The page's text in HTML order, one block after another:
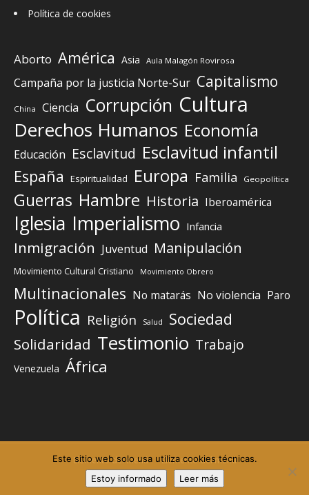
Política de cookies
Aborto América Asia Aula Malagón Rovirosa
Campaña por la justicia Norte-Sur Capitalismo
China Ciencia Corrupción Cultura
Derechos Humanos Economía
Educación Esclavitud Esclavitud infantil
España Espiritualidad Europa Familia Geopolítica
Guerras Hambre Historia Iberoamérica
Iglesia Imperialismo Infancia
Inmigración Juventud Manipulación
Movimiento Cultural Cristiano Movimiento Obrero
Multinacionales No matarás No violencia Paro
Política Religión Salud Sociedad
Solidaridad Testimonio Trabajo
Venezuela África
Elemento del menú Elemento del menú
©
Este sitio web solo usa utiliza cookies técnicas.
Estoy informado
Leer más